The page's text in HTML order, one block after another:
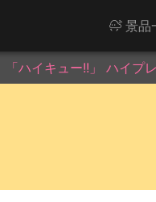
景品
「ハイキュー!!」 ハイプ